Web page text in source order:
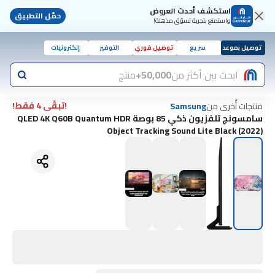
استكشف أحدث العروض
واستمتع بتجربة تسوّق مذهلة! حمّل التطبيق
توصيل بموعد سريع توصيل فوري التوفير إلكترونيات
ابحث بين أكثر من50,000+ منتج
منتجات أُخرى منSamsung
!تبقّى 4 فقط!
سامسونج تلفزيون ذكي 85 بوصة QLED 4K Q60B Quantum HDR
Object Tracking Sound Lite Black (2022)